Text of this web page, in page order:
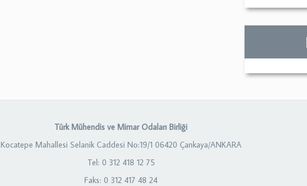
Türk Mühendis ve Mimar Odaları Birliği
Kocatepe Mahallesi Selanik Caddesi No:19/1 06420 Çankaya/ANKARA
Tel: 0 312 418 12 75
Faks: 0 312 417 48 24